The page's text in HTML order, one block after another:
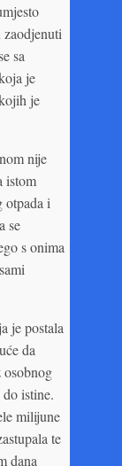
sa
je
je
nije
istom
otpada i
se
s onima
je postala
da
osobnog
istine.
milijune
te
dana